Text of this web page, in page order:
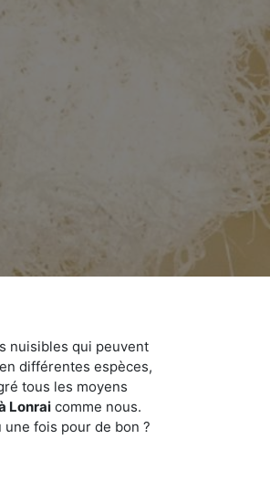
nuisibles qui peuvent
différentes espèces,
tous les moyens
Lonrai comme nous.
fois pour de bon ?